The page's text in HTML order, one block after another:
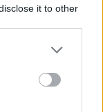
it to other
more Google
may click to
party tags to
below Google
hírekről a